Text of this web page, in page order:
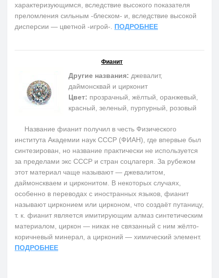
характеризующимся, вследствие высокого показателя
преломления сильным -блеском- и, вследствие высокой
дисперсии — цветной -игрой-. ПОДРОБНЕЕ
Фианит
Другие названия: джевалит,
даймонсквай и цирконит
Цвет: прозрачный, жёлтый, оранжевый,
красный, зеленый, пурпурный, розовый
Название фианит получил в честь Физического
института Академии наук СССР (ФИАН), где впервые был
синтезирован, но название практически не используется
за пределами экс СССР и стран соцлагеря. За рубежом
этот материал чаще называют — джевалитом,
даймонскваем и цирконитом. В некоторых случаях,
особенно в переводах с иностранных языков, фианит
называют цирконием или цирконом, что создаёт путаницу,
т. к. фианит является имитирующим алмаз синтетическим
материалом, циркон — никак не связанный с ним жёлто-
коричневый минерал, а цирконий — химический элемент.
ПОДРОБНЕЕ